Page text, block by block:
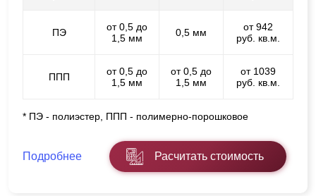
ПЭ
от 0,5 до
1,5 мм
0,5 мм
от 942
руб. кв.м.
ППП
от 0,5 до
1,5 мм
от 0,5 до
1,5 мм
от 1039
руб. кв.м.
* ПЭ - полиэстер, ППП - полимерно-порошковое
Подробнее Расчитать стоимость